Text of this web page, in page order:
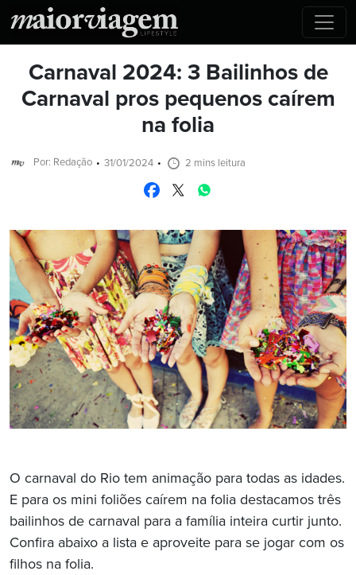
Carnaval 2024: 3 Bailinhos de
Carnaval pros pequenos caírem
na folia
Por: Redação 31/01/2024 2 mins leitura
O carnaval do Rio tem animação para todas as idades.
E para os mini foliões caírem na folia destacamos três
bailinhos de carnaval para a família inteira curtir junto.
Confira abaixo a lista e aproveite para se jogar com os
filhos na folia.